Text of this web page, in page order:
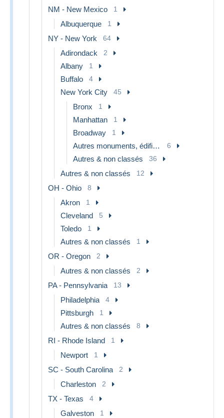
NM - New Mexico 1
Albuquerque 1
NY - New York 64
Adirondack 2
Albany 1
Buffalo 4
New York City 45
Bronx 1
Manhattan 1
Broadway 1
Autres monuments, édifices 6
Autres & non classés 36
Autres & non classés 12
OH - Ohio 8
Akron 1
Cleveland 5
Toledo 1
Autres & non classés 1
OR - Oregon 2
Autres & non classés 2
PA - Pennsylvania 13
Philadelphia 4
Pittsburgh 1
Autres & non classés 8
RI - Rhode Island 1
Newport 1
SC - South Carolina 2
Charleston 2
TX - Texas 4
Galveston 1